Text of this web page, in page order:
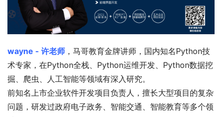
wayne - 许老师 ，马哥教育金牌讲师，国内知名Python技
术专家，在Python全栈、Python运维开发、Python数据挖
掘、爬虫、人工智能等领域有深入研究。
前知名上市企业软件开发项目负责人，擅长大型项目的复杂
问题，研发过政府电子政务、智能交通、智能教育等多个领